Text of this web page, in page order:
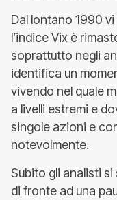
Dal lontano 1990
l’indice Vix è
soprattutto negli
identifica un
vivendo nel quale
a livelli estremi e
singole azioni e
notevolmente.
Subito gli analisti
di fronte ad una